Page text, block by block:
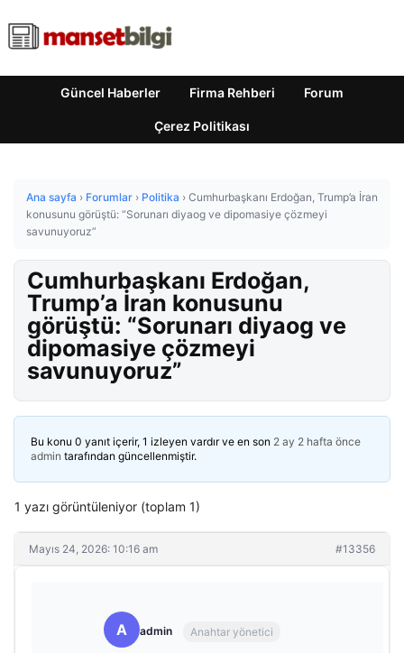
Güncel Haberler Firma Rehberi Forum
Çerez Politikası
Ana sayfa › Forumlar › Politika › Cumhurbaşkanı Erdoğan, Trump’a İran
konusunu görüştü: “Sorunarı diyaog ve dipomasiye çözmeyi
savunuyoruz”
Cumhurbaşkanı Erdoğan,
Trump’a İran konusunu
görüştü: “Sorunarı diyaog ve
dipomasiye çözmeyi
savunuyoruz”
Bu konu 0 yanıt içerir, 1 izleyen vardır ve en son 2 ay 2 hafta önce
admin tarafından güncellenmiştir.
1 yazı görüntüleniyor (toplam 1)
Mayıs 24, 2026: 10:16 am #13356
A admin Anahtar yönetici